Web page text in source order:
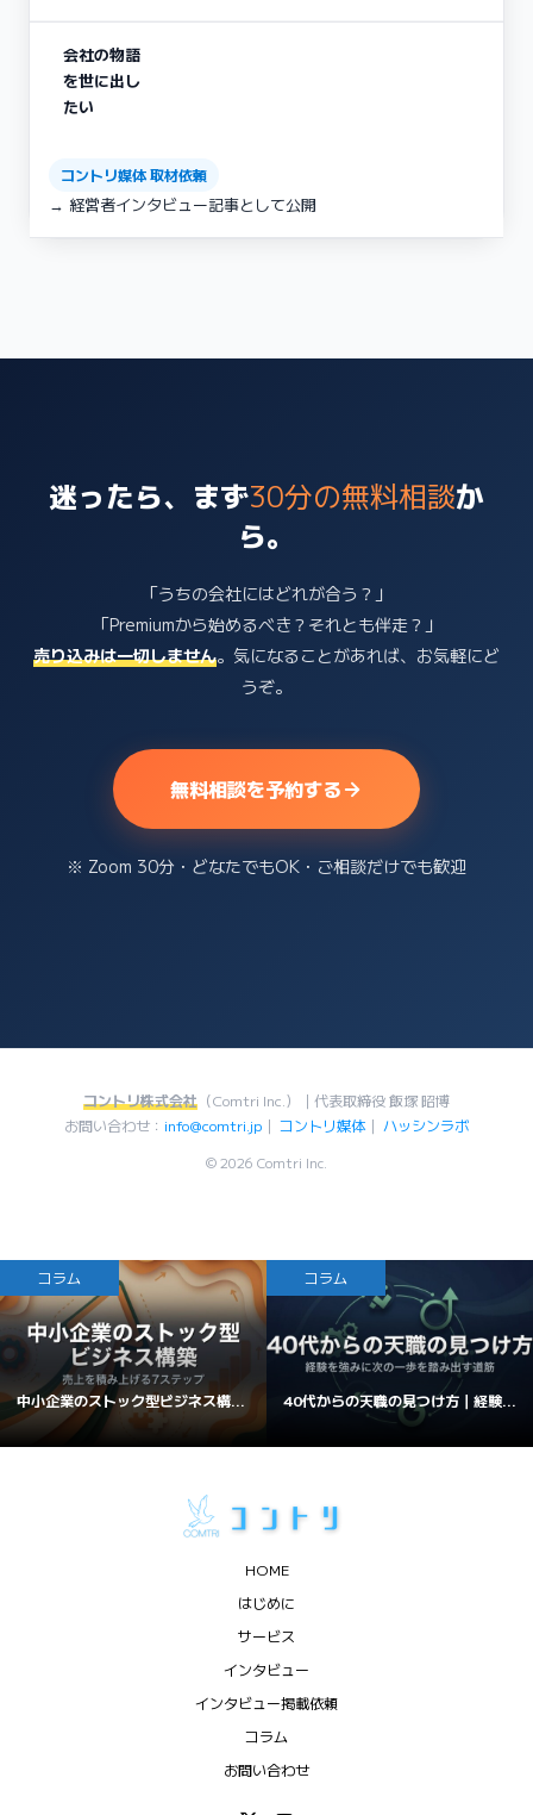
会社の物語
を世に出し
たい
コントリ媒体 取材依頼
→ 経営者インタビュー記事として公開
迷ったら、まず30分の無料相談か
ら。
「うちの会社にはどれが合う？」
「Premiumから始めるべき？それとも伴走？」
売り込みは一切しません。気になることがあれば、お気軽にど
うぞ。
無料相談を予約する
※ Zoom 30分・どなたでもOK・ご相談だけでも歓迎
コントリ株式会社 （Comtri Inc.）｜代表取締役 飯塚 昭博
お問い合わせ： info@comtri.jp ｜ コントリ媒体｜ ハッシンラボ
© 2026 Comtri Inc.
コラム
中小企業のストック型ビジネス構...
コラム
40代からの天職の見つけ方｜経験...
HOME
はじめに
サービス
インタビュー
インタビュー掲載依頼
コラム
お問い合わせ